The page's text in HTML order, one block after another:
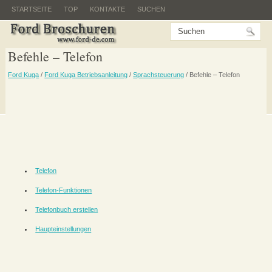
STARTSEITE TOP KONTAKTE SUCHEN
Befehle – Telefon
Ford Kuga / Ford Kuga Betriebsanleitung /Sprachsteuerung / Befehle – Telefon
Telefon
Telefon-Funktionen
Telefonbuch erstellen
Haupteinstellungen